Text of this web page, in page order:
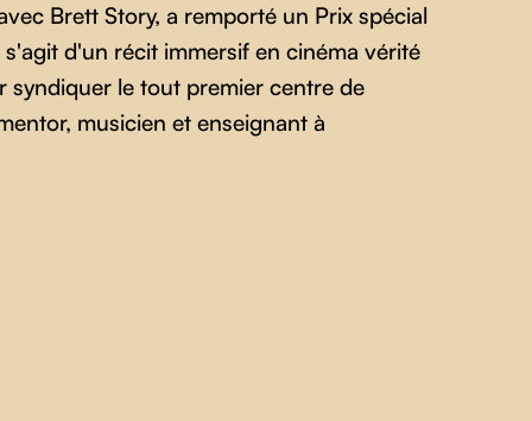
Brett Story, a remporté un Prix spécial
d'un récit immersif en cinéma vérité
le tout premier centre de
musicien et enseignant à